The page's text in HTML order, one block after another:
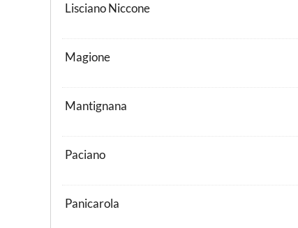
Lisciano Niccone
Magione
Mantignana
Paciano
Panicarola